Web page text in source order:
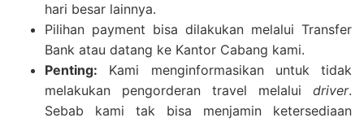
hari besar lainnya.
Pilihan payment bisa dilakukan melalui Transfer
Bank atau datang ke Kantor Cabang kami.
Penting: Kami menginformasikan untuk tidak
melakukan pengorderan travel melalui driver.
Sebab kami tak bisa menjamin ketersediaan